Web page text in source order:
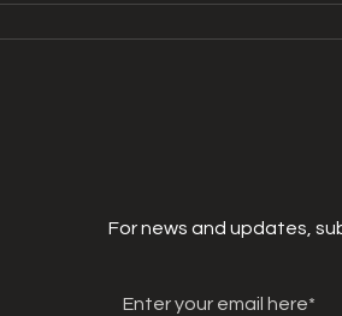
For news and updates,